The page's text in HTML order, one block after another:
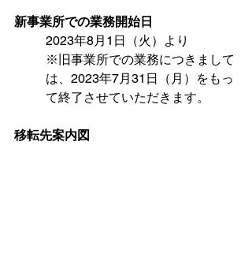
新事業所での業務開始日
2023年8月1日（火）より
※旧事業所での業務につきまして
は、2023年7月31日（月）をもっ
て終了させていただきます。
移転先案内図